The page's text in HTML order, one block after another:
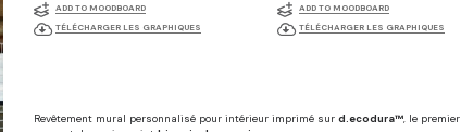
ADD TO MOODBOARD
TÉLÉCHARGER LES GRAPHIQUES
ADD TO MOODBOARD
TÉLÉCHARGER LES GRAPHIQUES
Revêtement mural personnalisé pour intérieur imprimé sur d.ecodura™, le premier